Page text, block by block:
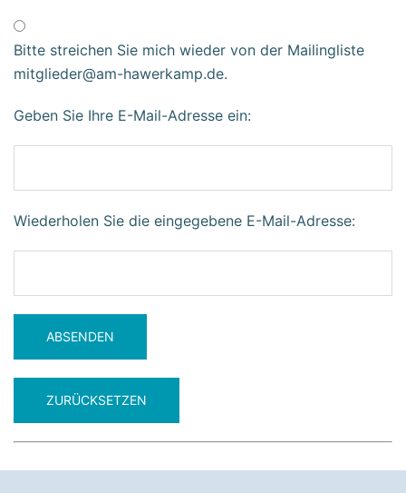
Bitte streichen Sie mich wieder von der Mailingliste
mitglieder@am-hawerkamp.de.
Geben Sie Ihre E-Mail-Adresse ein:
Wiederholen Sie die eingegebene E-Mail-Adresse: